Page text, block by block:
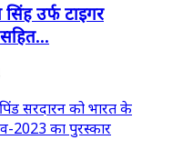
उर्फ टाइगर